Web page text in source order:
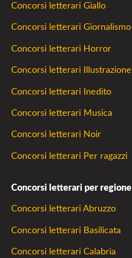
Concorsi letterari Giallo
Concorsi letterari Giornalismo
Concorsi letterari Horror
Concorsi letterari Illustrazione
Concorsi letterari Inedito
Concorsi letterari Musica
Concorsi letterari Noir
Concorsi letterari Per ragazzi
Concorsi letterari per regione
Concorsi letterari Abruzzo
Concorsi letterari Basilicata
Concorsi letterari Calabria